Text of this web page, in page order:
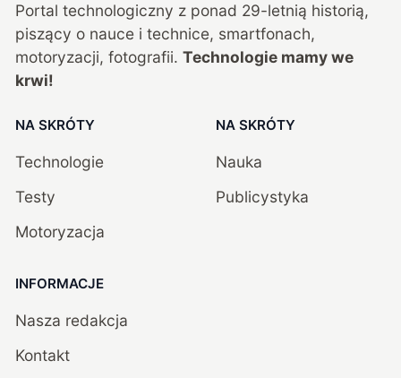
Portal technologiczny z ponad 29-letnią historią,
piszący o nauce i technice, smartfonach,
motoryzacji, fotografii. Technologie mamy we
krwi!
NA SKRÓTY
Technologie
Testy
Motoryzacja
NA SKRÓTY
Nauka
Publicystyka
INFORMACJE
Nasza redakcja
Kontakt